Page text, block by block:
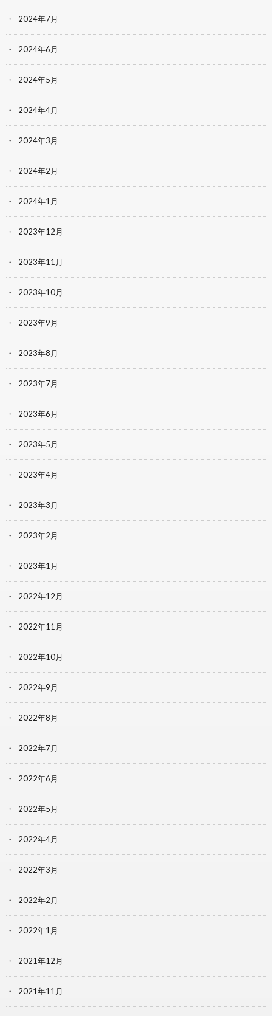
2024年7月
2024年6月
2024年5月
2024年4月
2024年3月
2024年2月
2024年1月
2023年12月
2023年11月
2023年10月
2023年9月
2023年8月
2023年7月
2023年6月
2023年5月
2023年4月
2023年3月
2023年2月
2023年1月
2022年12月
2022年11月
2022年10月
2022年9月
2022年8月
2022年7月
2022年6月
2022年5月
2022年4月
2022年3月
2022年2月
2022年1月
2021年12月
2021年11月